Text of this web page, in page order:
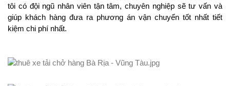
tôi có đội ngũ nhân viên tận tâm, chuyên nghiệp sẽ tư vấn và
giúp khách hàng đưa ra phương án vận chuyển tốt nhất tiết
kiệm chi phí nhất.